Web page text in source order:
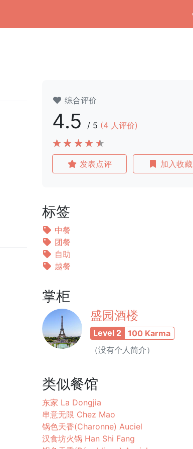
综合评价
4.5 / 5 (4 人评价)
发表点评 加入收藏
标签
中餐
团餐
自助
越餐
掌柜
盛园酒楼
Level 2
100 Karma
（没有个人简介）
类似餐馆
东家 La Dongjia
串意无限 Chez Mao
锅色天香(Charonne) Auciel
汉食坊火锅 Han Shi Fang